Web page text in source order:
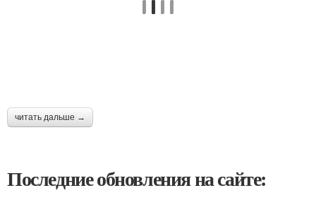
читать дальше →
Последние обновления на сайте: